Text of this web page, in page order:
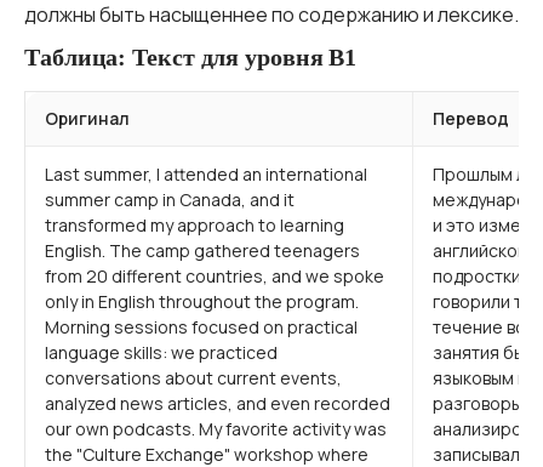
должны быть насыщеннее по содержанию и лексике.
Таблица: Текст для уровня B1
Оригинал Перевод
Last summer, I attended an international
summer camp in Canada, and it
transformed my approach to learning
English. The camp gathered teenagers
from 20 different countries, and we spoke
only in English throughout the program.
Morning sessions focused on practical
language skills: we practiced
conversations about current events,
analyzed news articles, and even recorded
our own podcasts. My favorite activity was
the "Culture Exchange" workshop where
Прошлым
и это
подростки
говорили
течение
занятия
языковым
разговоры о
записывали